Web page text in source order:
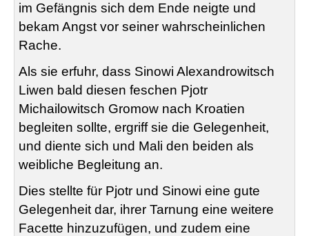
im Gefängnis sich dem Ende neigte und
bekam Angst vor seiner wahrscheinlichen
Rache.
Als sie erfuhr, dass Sinowi Alexandrowitsch
Liwen bald diesen feschen Pjotr
Michailowitsch Gromow nach Kroatien
begleiten sollte, ergriff sie die Gelegenheit,
und diente sich und Mali den beiden als
weibliche Begleitung an.
Dies stellte für Pjotr und Sinowi eine gute
Gelegenheit dar, ihrer Tarnung eine weitere
Facette hinzuzufügen, und zudem eine